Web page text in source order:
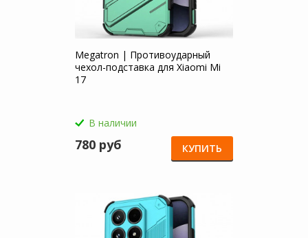
Megatron | Противоударный
чехол-подставка для Xiaomi Mi
17
В наличии
780 руб КУПИТЬ